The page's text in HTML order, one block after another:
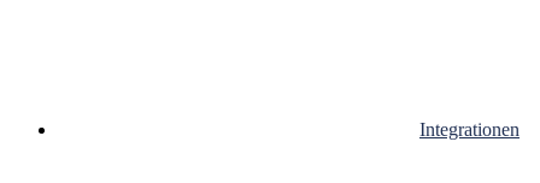
Integrationen